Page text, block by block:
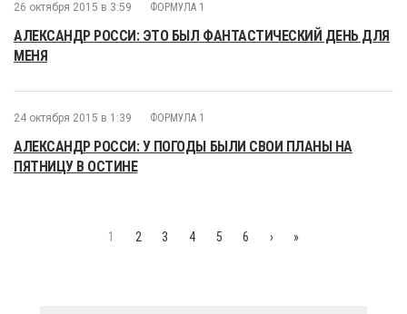
26 октября 2015 в 3:59 ФОРМУЛА 1
АЛЕКСАНДР РОССИ: ЭТО БЫЛ ФАНТАСТИЧЕСКИЙ ДЕНЬ ДЛЯ
МЕНЯ
24 октября 2015 в 1:39 ФОРМУЛА 1
АЛЕКСАНДР РОССИ: У ПОГОДЫ БЫЛИ СВОИ ПЛАНЫ НА
ПЯТНИЦУ В ОСТИНЕ
1 2 3 4 5 6 › »